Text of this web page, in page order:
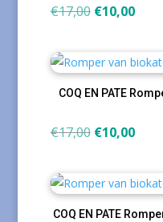
€17,00
€17,00.
€10,00
COQ EN PATE
€17,00
€17,00.
€10,00
COQ EN PATE